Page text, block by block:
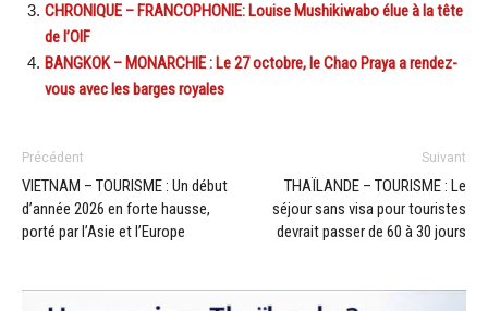
CHRONIQUE – FRANCOPHONIE: Louise Mushikiwabo élue à la tête
de l’OIF
BANGKOK – MONARCHIE : Le 27 octobre, le Chao Praya a rendez-
vous avec les barges royales
Précédent
VIETNAM – TOURISME : Un début
d’année 2026 en forte hausse,
porté par l’Asie et l’Europe
Suivant
THAÏLANDE – TOURISME : Le
séjour sans visa pour touristes
devrait passer de 60 à 30 jours